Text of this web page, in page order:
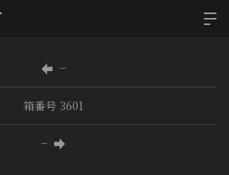
−
箱番号 3601
−